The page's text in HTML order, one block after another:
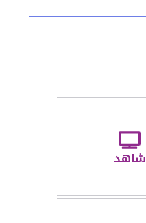
شاهد